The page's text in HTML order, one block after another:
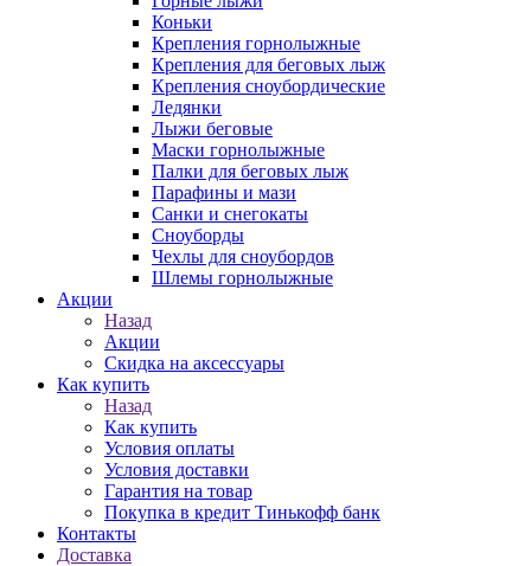
Коньки
Крепления горнолыжные
Крепления для беговых лыж
Крепления сноубордические
Ледянки
Лыжи беговые
Маски горнолыжные
Палки для беговых лыж
Парафины и мази
Санки и снегокаты
Сноуборды
Чехлы для сноубордов
Шлемы горнолыжные
Акции
Назад
Акции
Скидка на аксессуары
Как купить
Назад
Как купить
Условия оплаты
Условия доставки
Гарантия на товар
Покупка в кредит Тинькофф банк
Контакты
Доставка